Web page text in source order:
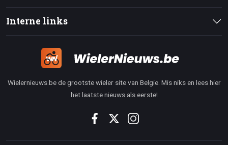
Interne links
Wielernieuws.be de grootste wieler site van Belgie. Mis niks en lees hier
het laatste nieuws als eerste!